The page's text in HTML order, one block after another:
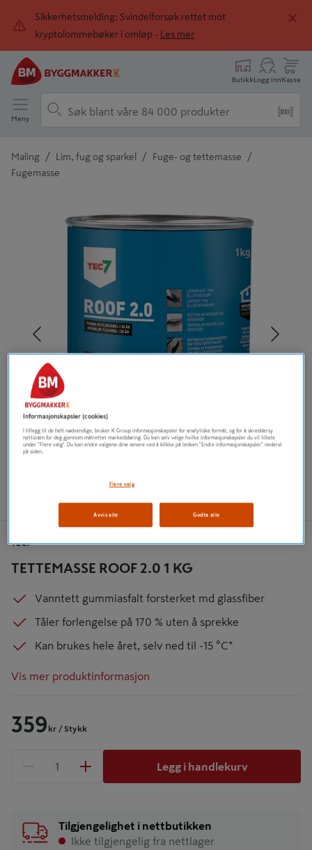
Sikkerhetsmelding: Svindelforsøk rettet mot
kryptolommebøker i omløp -
Les mer
ButikkLogg innKasse
Meny
Maling / Lim, fug og sparkel / Fuge- og tettemasse /
Fugemasse
Tidligere
TETTEMASSE ROOF 2.0 1 KG
TEC7
Vanntett gummiasfalt forsterket md glassfiber
Tåler forlengelse på 170 % uten å sprekke
Kan brukes hele året, selv ned til -15 °C*
Vis mer produktinformasjon
359 kr / Stykk
1 produkter
Legg i handlekurv
Tilgjengelighet i nettbutikken
Ikke tilgjengelig fra nettlager
Informasjonskapsler (cookies)
I tillegg til de helt nødvendige, bruker K Group informasjonskapsler for analytiske formål, og for å skreddersy
nettsiden for deg gjennom målrettet markedsføring. Du kan selv velge hvilke informasjonskapsler du vil tillate
under "Flere valg". Du kan endre valgene dine senere ved å klikke på lenken "Endre informasjonskapsler" nederst
på siden.
Flere valg
Avvis alle Godta alle